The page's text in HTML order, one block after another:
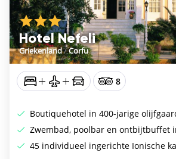
Hotel Nefeli
Griekenland/Corfu
8
Boutiquehotel in 400-jarige
Zwembad, poolbar en ontbijtbuffet
45 individueel ingerichte Ionische